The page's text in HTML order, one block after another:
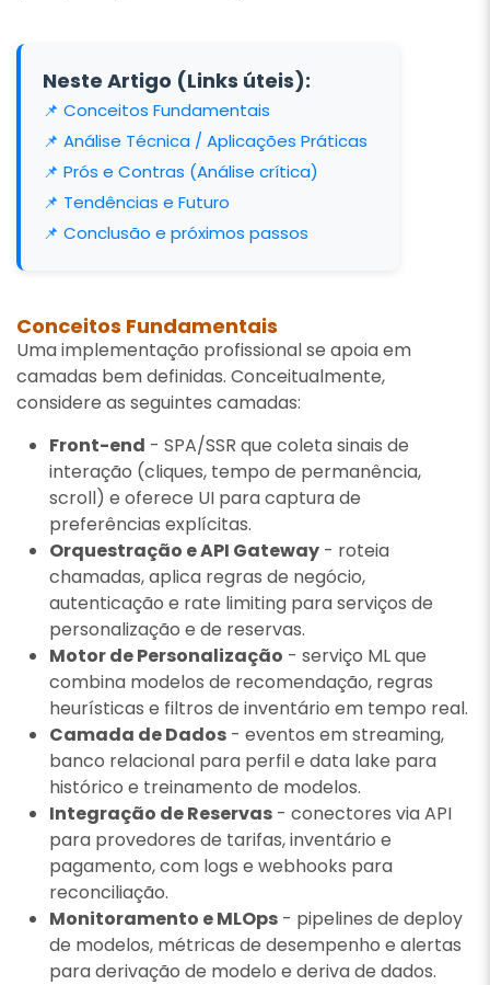
Neste Artigo (Links úteis):
📌 Conceitos Fundamentais
📌 Análise Técnica / Aplicações Práticas
📌 Prós e Contras (Análise crítica)
📌 Tendências e Futuro
📌 Conclusão e próximos passos
Conceitos Fundamentais
Uma implementação profissional se apoia em
camadas bem definidas. Conceitualmente,
considere as seguintes camadas:
Front-end - SPA/SSR que coleta sinais de
interação (cliques, tempo de permanência,
scroll) e oferece UI para captura de
preferências explícitas.
Orquestração e API Gateway - roteia
chamadas, aplica regras de negócio,
autenticação e rate limiting para serviços de
personalização e de reservas.
Motor de Personalização - serviço ML que
combina modelos de recomendação, regras
heurísticas e filtros de inventário em tempo real.
Camada de Dados - eventos em streaming,
banco relacional para perfil e data lake para
histórico e treinamento de modelos.
Integração de Reservas - conectores via API
para provedores de tarifas, inventário e
pagamento, com logs e webhooks para
reconciliação.
Monitoramento e MLOps - pipelines de deploy
de modelos, métricas de desempenho e alertas
para derivação de modelo e deriva de dados.